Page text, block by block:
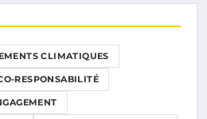
CLIMATIQUES
RESPONSABILITÉ